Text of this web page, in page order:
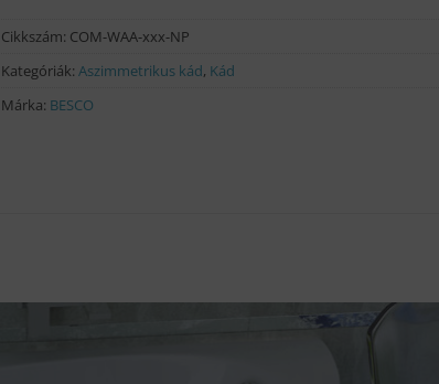
Cikkszám: COM-WAA-xxx-NP
Kategóriák: Aszimmetrikus kád, Kád
Márka: BESCO